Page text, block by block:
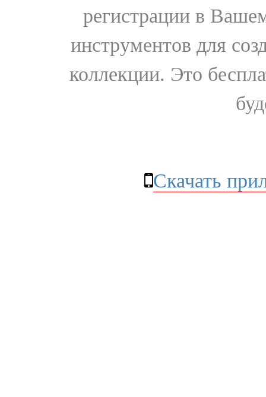
регистрации в
инструментов для
коллекции. Это
Скачать